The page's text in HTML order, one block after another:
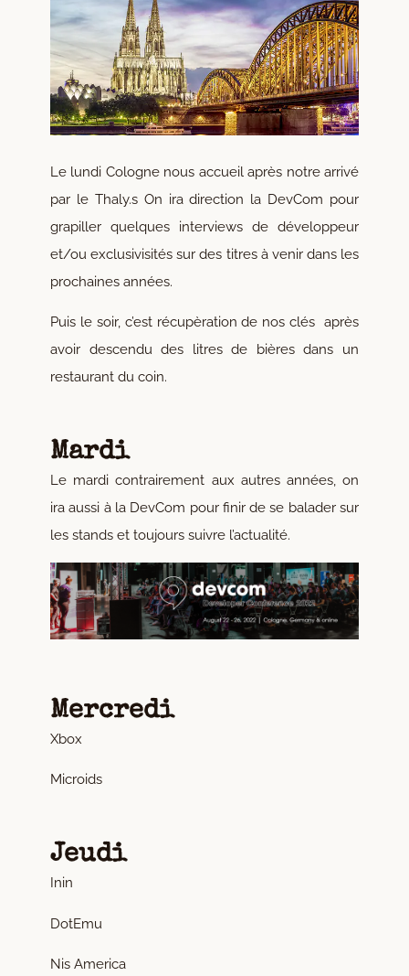
Le lundi Cologne nous accueil après notre arrivé
par le Thaly.s On ira direction la DevCom pour
grapiller quelques interviews de développeur
et/ou exclusivisités sur des titres à venir dans les
prochaines années.
Puis le soir, c’est récupèration de nos clés après
avoir descendu des litres de bières dans un
restaurant du coin.
Mardi
Le mardi contrairement aux autres années, on
ira aussi à la DevCom pour finir de se balader sur
les stands et toujours suivre l’actualité.
Mercredi
Xbox
Microids
Jeudi
Inin
DotEmu
Nis America